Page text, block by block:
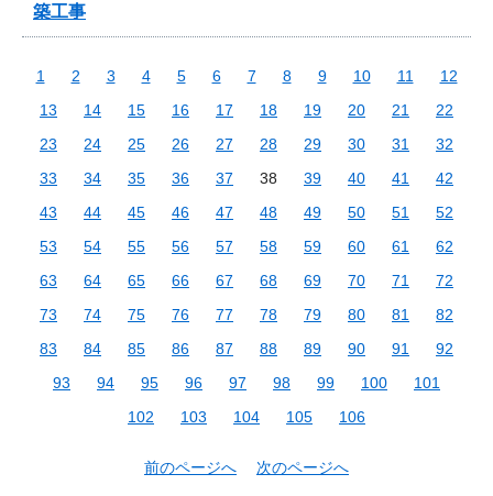
築工事
1 2 3 4 5 6 7 8 9 10 11
12
13
14 15 16 17 18 19 20 21
22
23
24 25 26 27 28 29 30 31
32
33
34 35 36 37 38 39 40 41
42
43
44 45 46 47 48 49 50 51
52
53
54 55 56 57 58 59 60 61
62
63
64 65 66 67 68 69 70 71
72
73
74 75 76 77 78 79 80 81
82
83
84 85 86 87 88 89 90 91
92
93
94 95 96 97 98 99 100
101
102
103 104 105 106
前のページへ 次のページへ